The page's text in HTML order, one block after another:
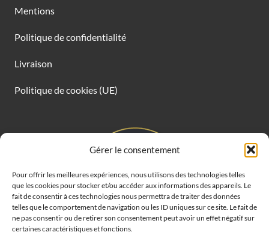
Gérer le consentement
Pour offrir les meilleures expériences, nous utilisons des technologies telles
que les cookies pour stocker et/ou accéder aux informations des appareils. Le
fait de consentir à ces technologies nous permettra de traiter des données
telles que le comportement de navigation ou les ID uniques sur ce site. Le fait de
ne pas consentir ou de retirer son consentement peut avoir un effet négatif sur
certaines caractéristiques et fonctions.
Mentions
Politique de confidentialité
Livraison
Politique de cookies (UE)